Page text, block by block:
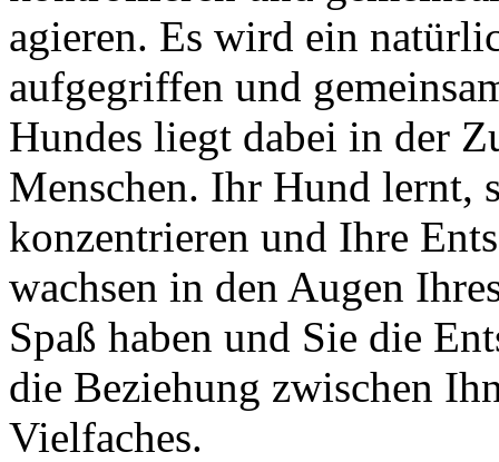
agieren. Es wird ein
aufgegriffen und
Hundes liegt dabei in der
Menschen. Ihr Hund lernt,
konzentrieren und Ihre
wachsen in den Augen
Spaß haben und Sie die
die Beziehung zwischen
Vielfaches.